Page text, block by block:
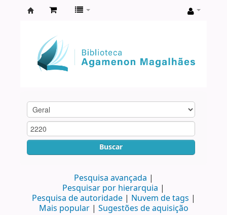
Agamenon
Magalhães
Buscar
Pesquisa avançada
Pesquisar por hierarquia
Pesquisa de autoridade
Nuvem de tags
Mais popular
Sugestões de aquisição